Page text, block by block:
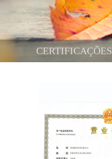
CERTIFICAÇÕES